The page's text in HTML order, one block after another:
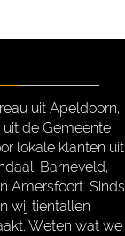
uit Apeldoorn,
de Gemeente
lokale klanten uit
Barneveld,
Amersfoort. Sinds
wij tientallen
Weten wat we